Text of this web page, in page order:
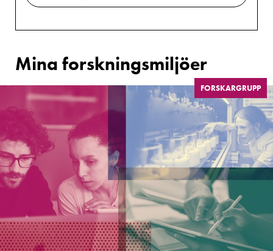
Mina forskningsmiljöer
FORSKARGRUPP